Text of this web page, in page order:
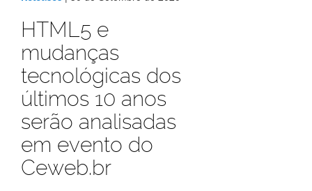
HTML5 e
mudanças
tecnológicas dos
últimos 10 anos
serão analisadas
em evento do
Ceweb.br